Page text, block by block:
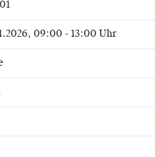
09:00 - 13:00 Uhr